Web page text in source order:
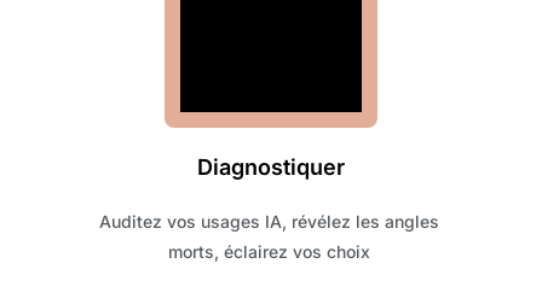
Diagnostiquer
Auditez vos usages IA, révélez les angles
morts, éclairez vos choix